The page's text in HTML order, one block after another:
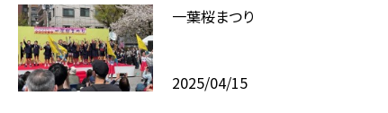
一葉桜まつり
2025/04/15